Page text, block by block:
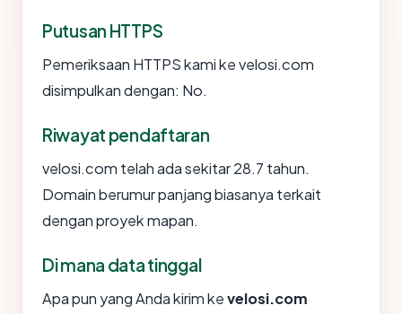
Putusan HTTPS
Pemeriksaan HTTPS kami ke velosi.com
disimpulkan dengan: No.
Riwayat pendaftaran
velosi.com telah ada sekitar 28.7 tahun.
Domain berumur panjang biasanya terkait
dengan proyek mapan.
Di mana data tinggal
Apa pun yang Anda kirim kevelosi.com